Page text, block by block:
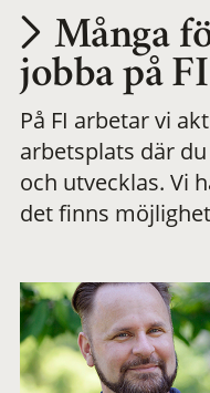
Utvecklas
flexibel
Många
jobba på FI
På FI arbetar vi
arbetsplats där
och utvecklas. Vi
det finns